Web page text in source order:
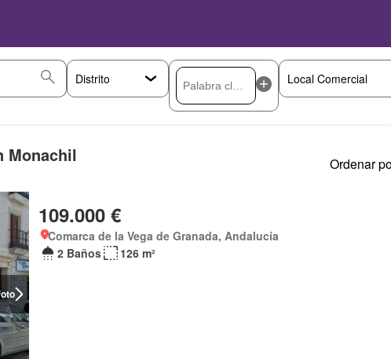
Monachil Ordenar
109.000 €
Comarca de la Vega de Granada, Andalucía
2 Baños
126 m²